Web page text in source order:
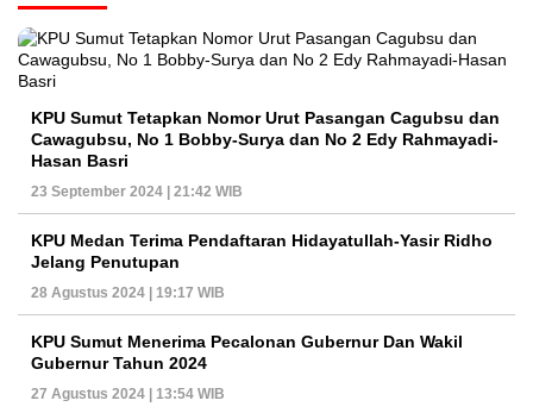
KPU Sumut Tetapkan Nomor Urut Pasangan Cagubsu dan
Cawagubsu, No 1 Bobby-Surya dan No 2 Edy Rahmayadi-
Hasan Basri
23 September 2024 | 21:42 WIB
KPU Medan Terima Pendaftaran Hidayatullah-Yasir Ridho
Jelang Penutupan
28 Agustus 2024 | 19:17 WIB
KPU Sumut Menerima Pecalonan Gubernur Dan Wakil
Gubernur Tahun 2024
27 Agustus 2024 | 13:54 WIB